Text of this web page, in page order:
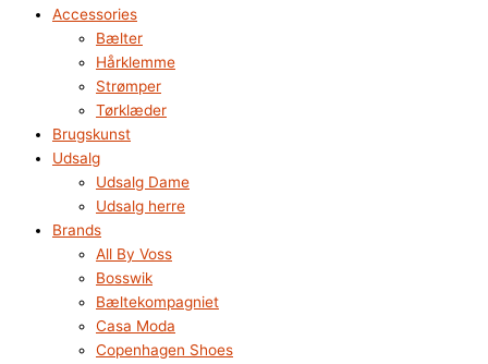
Accessories
Bælter
Hårklemme
Strømper
Tørklæder
Brugskunst
Udsalg
Udsalg Dame
Udsalg herre
Brands
All By Voss
Bosswik
Bæltekompagniet
Casa Moda
Copenhagen Shoes